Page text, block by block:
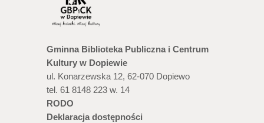
Gminna Biblioteka Publiczna i Centrum
Kultury w Dopiewie
ul. Konarzewska 12, 62-070 Dopiewo
tel. 61 8148 223 w. 14
RODO
Deklaracja dostępności